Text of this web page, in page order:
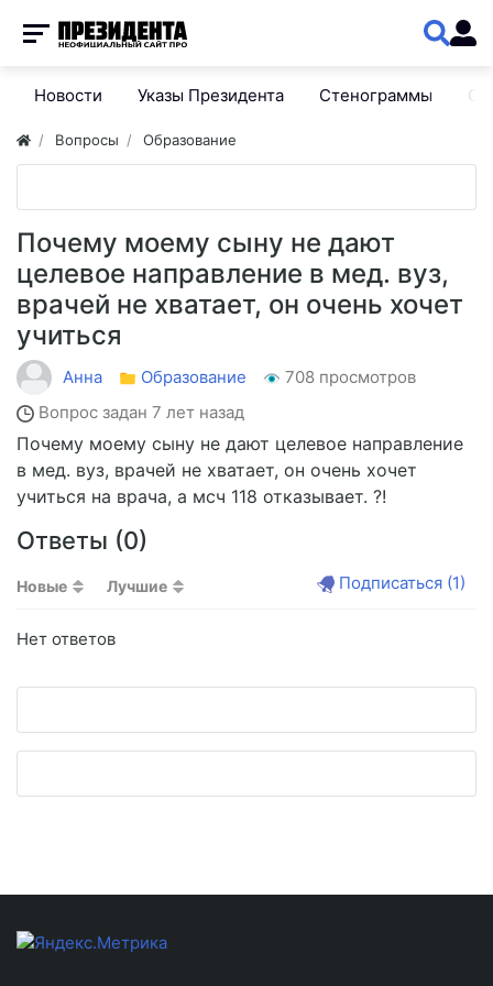
Новости Указы Президента Стенограммы
Вопросы Образование
Почему моему сыну не дают
целевое направление в мед. вуз,
врачей не хватает, он очень хочет
учиться
Анна Образование
708 просмотров
Вопрос задан 7 лет назад
Почему моему сыну не дают целевое направление
в мед. вуз, врачей не хватает, он очень хочет
учиться на врача, а мсч 118 отказывает. ?!
Ответы (0)
Новые Лучшие Подписаться (1)
Нет ответов